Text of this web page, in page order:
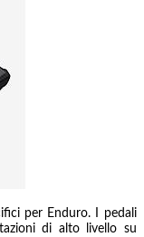
per Enduro. I pedali
di alto livello su